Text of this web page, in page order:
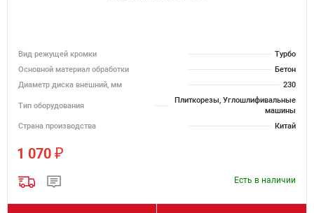
Вид режущей кромки
Турбо
Основной материал обработки
Бетон
Диаметр диска внешний, мм
230
Тип оборудования
Плиткорезы, Углошлифивальные
машины
Страна производства
Китай
1 070 ₽
Есть в наличии